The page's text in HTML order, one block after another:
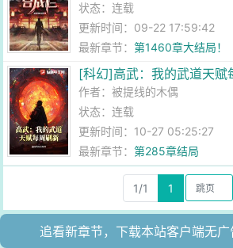
状态：连载
更新时间：09-22 17:59:42
最新章节：第1460章大结局！
[科幻]高武：我的武道天赋
作者：被提线的木偶
状态：连载
更新时间：10-27 05:25:27
最新章节：第285章结局
1/1 1
追看新章节，下载本站客户端无广